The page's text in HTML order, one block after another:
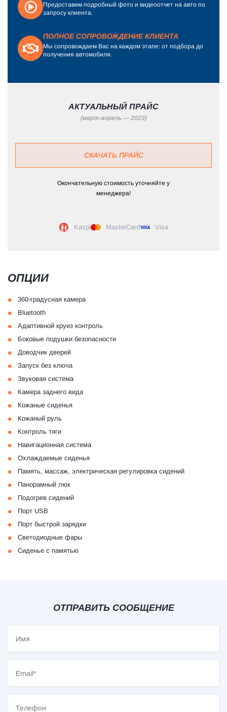
Предоставим подробный фото и видеоотчет на авто по
запросу клиента.
ПОЛНОЕ СОПРОВОЖДЕНИЕ КЛИЕНТА
Мы сопровождаем Вас на каждом этапе: от подбора до
получения автомобиля.
АКТУАЛЬНЫЙ ПРАЙС
(март-апрель — 2023)
СКАЧАТЬ ПРАЙС
Окончательную стоимость уточняйте у
менеджера!
Kaspi MasterCard Visa
ОПЦИИ
• 360-градусная камера
• Bluetooth
• Адаптивной круиз контроль
• Боковые подушки безопасности
• Доводчик дверей
• Запуск без ключа
• Звуковая система
• Камера заднего вида
• Кожаные сиденья
• Кожаный руль
• Контроль тяги
• Навигационная система
• Охлаждаемые сиденья
• Память, массаж, электрическая регулировка сидений
• Панорамный люк
• Подогрев сидений
• Порт USB
• Порт быстрой зарядки
• Светодиодные фары
• Сиденье с памятью
ОТПРАВИТЬ СООБЩЕНИЕ